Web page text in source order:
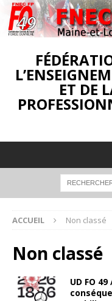
ET DE
ACCUEIL Non classé
Non classé
UD FO